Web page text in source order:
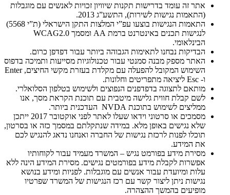
אתר זה עומד בדרישות תקנות שיוויון זכויות לאנשים עם מוגבלות
(התאמות נגישות לשירות), התשע”ג 2013.
התאמות הנגישות בוצעו עפ”י המלצות התקן הישראלי (ת”י 5568)
לנגישות תכנים באינטרנט ברמת AA ומסמך WCAG2.0
הבינלאומי.
הבדיקות נבחנו לתאימות הגבוהה ביותר עבור דפדפן כרום.
האתר מספק מבנה סמנטי עבור טכנולוגיות מסייעות ותמיכה בדפוס
השימוש המקובל להפעלה עם מקלדת בעזרת מקשי החיצים, Enter
ו- Esc ליציאה מתפריטים וחלונות.
מותאם לתצוגה בדפדפנים הנפוצים ולשימוש בטלפון הסלואלרי.
לשם קבלת חווית גלישה מיטבית עם תוכנת הקראת מסך, אנו
ממליצים לשימוש בתוכנת NVDA העדכנית ביותר.
מסמכים או סרטוני וידאו שעלו לאתר לפני אוקטובר 2017 ייתכן
שלא נגישים באופן מלא. במידה שנתקלתם במסמך כזה או בסרטון,
תוכלו לפנות לרכזת נגישות של החברה ואנחנו נדאג להנגיש לכם
את המידע.
מסירת מידע בפורמט נגיש – המשרד מעמיד עבור לקוחותיו
אפשרות לקבלת מידע בפורמטים נגישים. מסירת המידע הינה ללא
עלות ומיועדת עבור אנשים עם מוגבלות. לפניות ומידע בנושא
נגישות ניתן ליצור קשר עם רכז הנגישות של המשרד שפרטיו
מופיעים בהמשך ההצהרה.